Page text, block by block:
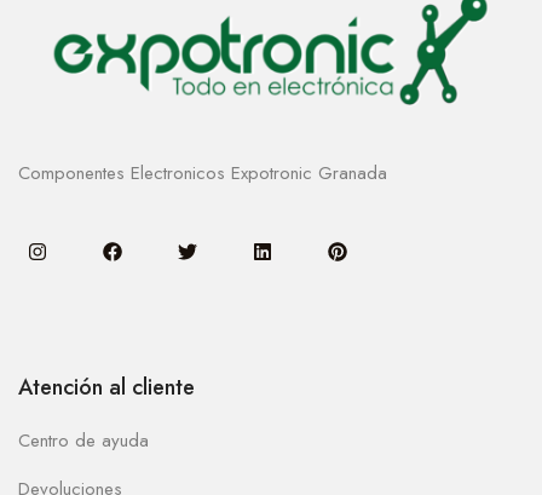
Componentes Electronicos Expotronic Granada
Atención al cliente
Centro de ayuda
Devoluciones